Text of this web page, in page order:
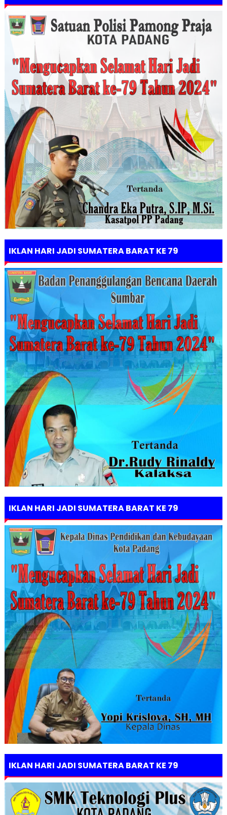
IKLAN HARI JADI SUMATERA BARAT KE 79
IKLAN HARI JADI SUMATERA BARAT KE 79
IKLAN HARI JADI SUMATERA BARAT KE 79